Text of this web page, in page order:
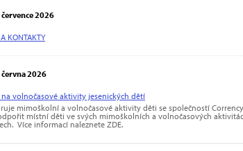
2026
KONTAKTY
2026
na volnočasové aktivity jesenických dětí
mimoškolní a volnočasové aktivity děti se společností
místní děti ve svých mimoškolních a volnočasových
Více informací naleznete ZDE.